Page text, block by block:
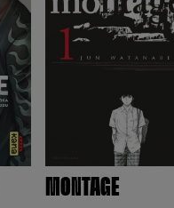
MONTAGE